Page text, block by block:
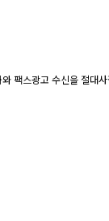
팩스광고 수신을 절대